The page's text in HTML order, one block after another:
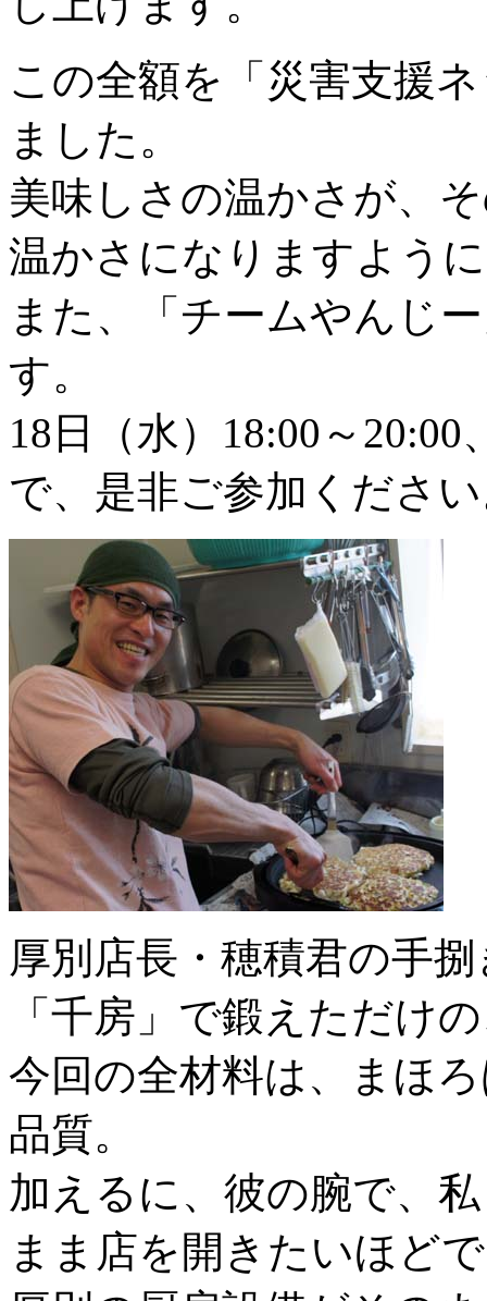
この全額を「災害支援
ました。
美味しさの温かさが、
温かさになりますよう
また、「チームやんじ
す。
18日（水）18:00～
で、是非ご参加くださ
厚別店長・穂積君の手
「千房」で鍛えただけ
今回の全材料は、まほ
品質。
加えるに、彼の腕で、
まま店を開きたいほど